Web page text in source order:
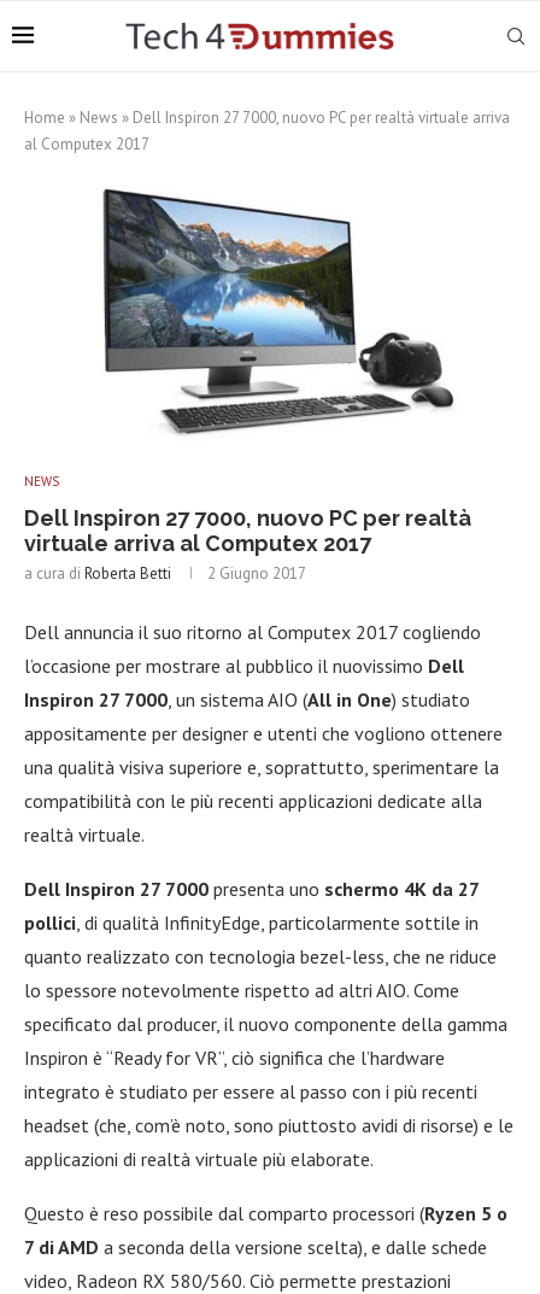
Home » News » Dell Inspiron 27 7000, nuovo PC per realtà virtuale arriva
al Computex 2017
NEWS
Dell Inspiron 27 7000, nuovo PC per realtà
virtuale arriva al Computex 2017
a cura di Roberta Betti 2 Giugno 2017
Dell annuncia il suo ritorno al Computex 2017 cogliendo
l’occasione per mostrare al pubblico il nuovissimo Dell
Inspiron 27 7000 , un sistema AIO (All in One) studiato
appositamente per designer e utenti che vogliono ottenere
una qualità visiva superiore e, soprattutto, sperimentare la
compatibilità con le più recenti applicazioni dedicate alla
realtà virtuale.
Dell Inspiron 27 7000 presenta uno schermo 4K da 27
pollici , di qualità InfinityEdge, particolarmente sottile in
quanto realizzato con tecnologia bezel-less, che ne riduce
lo spessore notevolmente rispetto ad altri AIO. Come
specificato dal producer, il nuovo componente della gamma
Inspiron è “Ready for VR”, ciò significa che l’hardware
integrato è studiato per essere al passo con i più recenti
headset (che, com’è noto, sono piuttosto avidi di risorse) e le
applicazioni di realtà virtuale più elaborate.
Questo è reso possibile dal comparto processori (Ryzen 5 o
7 di AMD a seconda della versione scelta), e dalle schede
video, Radeon RX 580/560. Ciò permette prestazioni